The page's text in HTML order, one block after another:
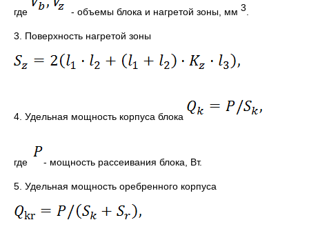
где - объемы блока и нагретой зоны, мм 3
3. Поверхность нагретой зоны
4. Удельная мощность корпуса блока
где - мощность рассеивания блока, Вт.
5. Удельная мощность оребренного корпуса